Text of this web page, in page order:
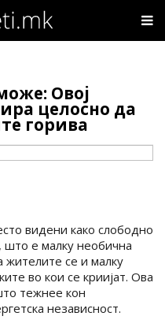
Овој
целосно да
горива
видени како слободно
што е малку необична
жителите се и малку
во кои се криијат. Ова
тежнее кон
независност.